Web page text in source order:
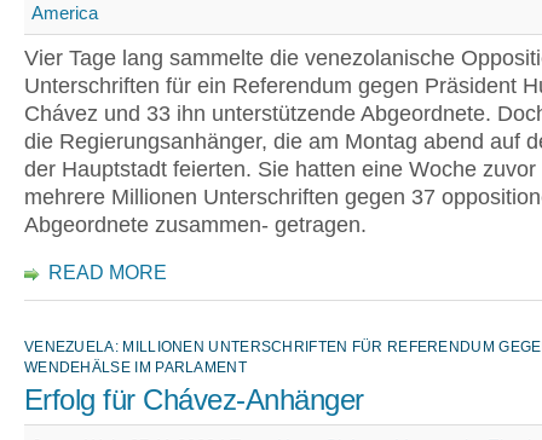
America
Vier Tage lang sammelte die venezolanische
Unterschriften für ein Referendum gegen Präsident
Chávez und 33 ihn unterstützende Abgeordnete.
die Regierungsanhänger, die am Montag abend auf
der Hauptstadt feierten. Sie hatten eine Woche
mehrere Millionen Unterschriften gegen 37
Abgeordnete zusammen- getragen.
READ MORE
VENEZUELA: MILLIONEN UNTERSCHRIFTEN FÜR REFERENDUM
WENDEHÄLSE IM PARLAMENT
Erfolg für Chávez-Anhänger